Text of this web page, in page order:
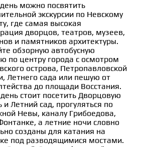
можно посвятить
экскурсии по Невскому
где самая высокая
дворцов, театров, музеев,
и памятников архитектуры.
обзорную автобусную
по центру города с осмотром
острова, Петропавловской
Летнего сада или пешую от
до площади Восстания.
стоит посетить Дворцовую
Летний сад, прогуляться по
Невы, каналу Грибоедова,
а летние ночи словно
созданы для катания на
под разводящимися мостами.